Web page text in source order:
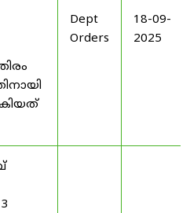
Dept
Orders
18-09-
2025